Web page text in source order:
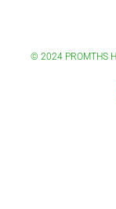
© 2024 PROMTHS